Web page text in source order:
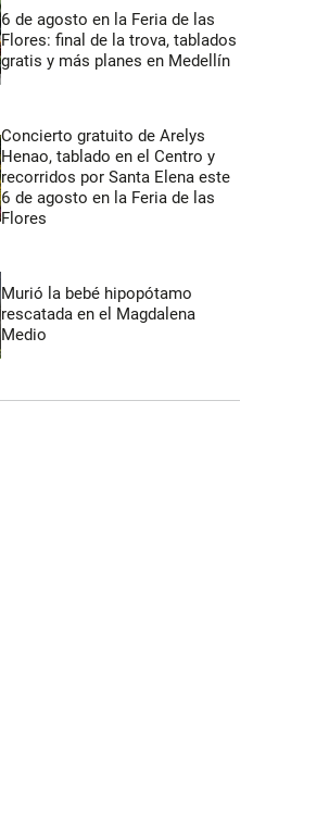
6 de agosto en la Feria de las
Flores: final de la trova, tablados
gratis y más planes en Medellín
Concierto gratuito de Arelys
Henao, tablado en el Centro y
recorridos por Santa Elena este
6 de agosto en la Feria de las
Flores
Murió la bebé hipopótamo
rescatada en el Magdalena
Medio